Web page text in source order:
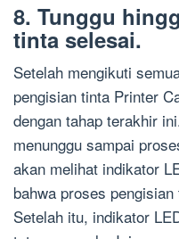
8. Tunggu
tinta selesai.
Setelah mengikuti
pengisian tinta Printer
dengan tahap terakhir
menunggu sampai
akan melihat indikator
bahwa proses
Setelah itu, indikator